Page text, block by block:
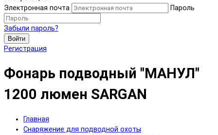
Электронная почта
Пароль
Забыли пароль?
Войти
Регистрация
Фонарь подводный "МАНУЛ"
1200 люмен SARGAN
Главная
Снаряжение для подводной охоты